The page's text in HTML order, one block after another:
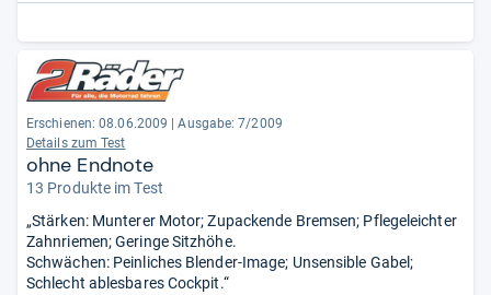
Erschienen: 08.06.2009
Ausgabe: 7/2009
Details zum Test
ohne Endnote
13 Produkte im Test
„Stärken: Munterer Motor; Zupackende Bremsen; Pflegeleichter
Zahnriemen; Geringe Sitzhöhe.
Schwächen: Peinliches Blender-Image; Unsensible Gabel;
Schlecht ablesbares Cockpit.“